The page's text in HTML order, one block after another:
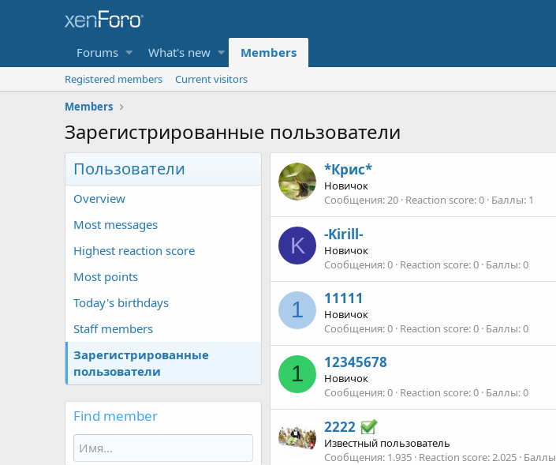
Forums What's new Members
Registered members
Current visitors
Members
Зарегистрированные пользователи
Пользователи
Overview
Most messages
Highest reaction score
Most points
Today's birthdays
Staff members
Зарегистрированные
пользователи
Find member
*Крис*
Новичок
Сообщения 20 Reaction score 0 Баллы 1
K -Kirill-
Новичок
Сообщения 0 Reaction score 0 Баллы 0
1 11111
Новичок
Сообщения 0 Reaction score 0 Баллы 0
1 12345678
Новичок
Сообщения 0 Reaction score 0 Баллы 0
2222
Известный пользователь
Сообщения 1.935 Reaction score 2.025 Баллы